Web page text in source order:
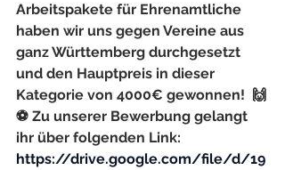
Arbeitspakete für Ehrenamtliche
haben wir uns gegen Vereine aus
ganz Württemberg durchgesetzt
und den Hauptpreis in dieser
Kategorie von 4000€ gewonnen!  🙌
⚽️ Zu unserer Bewerbung gelangt
ihr über folgenden Link:
https://drive.google.com/file/d/19